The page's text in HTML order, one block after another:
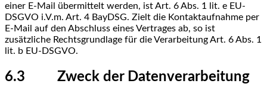
einer E-Mail übermittelt werden, ist Art. 6 Abs. 1 lit. e EU-
DSGVO i.V.m. Art. 4 BayDSG. Zielt die Kontaktaufnahme per
E-Mail auf den Abschluss eines Vertrages ab, so ist
zusätzliche Rechtsgrundlage für die Verarbeitung Art. 6 Abs. 1
lit. b EU-DSGVO.
6.3 Zweck der Datenverarbeitung